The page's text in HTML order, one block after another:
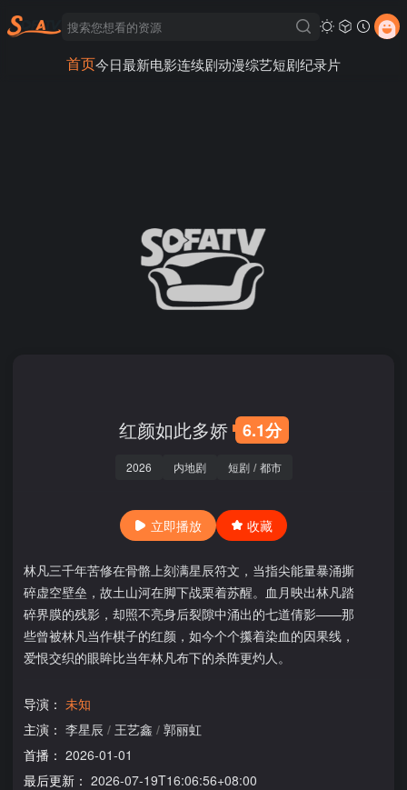
首页今日最新电影连续剧动漫综艺短剧纪录片
红颜如此多娇 6.1分
2026 内地剧 短剧 / 都市
立即播放 收藏
林凡三千年苦修在骨骼上刻满星辰符文，当指尖能量暴涌撕
碎虚空壁垒，故土山河在脚下战栗着苏醒。血月映出林凡踏
碎界膜的残影，却照不亮身后裂隙中涌出的七道倩影——那
些曾被林凡当作棋子的红颜，如今个个攥着染血的因果线，
爱恨交织的眼眸比当年林凡布下的杀阵更灼人。
导演： 未知
主演： 李星辰 / 王艺鑫 / 郭丽虹
首播： 2026-01-01
最后更新： 2026-07-19T16:06:56+08:00